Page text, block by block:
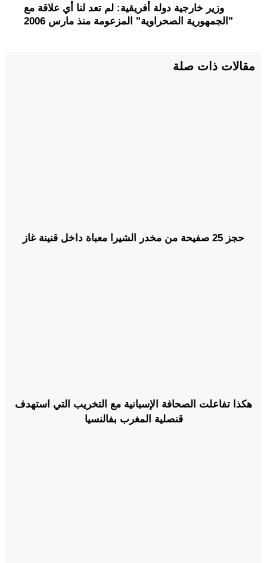
وزير خارجية دولة أفريقية: لم تعد لنا أي علاقة مع
"الجمهورية الصحراوية" المزعومة منذ مارس 2006
مقالات ذات صلة
حجز 25 صفيحة من مخدر الشيرا معباة داخل قنينة غاز
هكذا تفاعلت الصحافة الإسبانية مع التخريب التي استهدف
قنصلية المغرب بفالنسيا